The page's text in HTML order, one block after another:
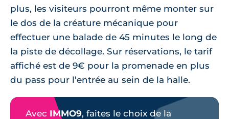
plus, les visiteurs pourront même monter sur
le dos de la créature mécanique pour
effectuer une balade de 45 minutes le long de
la piste de décollage. Sur réservations, le tarif
affiché est de 9€ pour la promenade en plus
du pass pour l’entrée au sein de la halle.
Avec IMMO9, faites le choix de la